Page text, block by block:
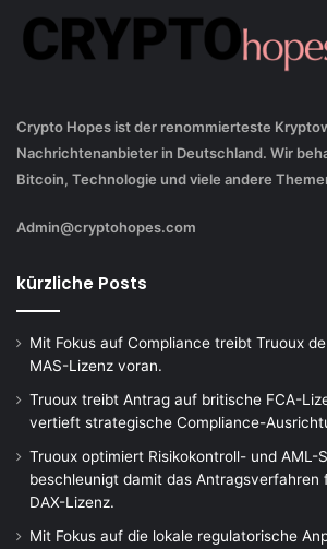
Crypto Hopes ist der renommierteste
Nachrichtenanbieter in Deutschland. Wir
Bitcoin, Technologie und viele andere
Admin@cryptohopes.com
kürzliche Posts
Mit Fokus auf Compliance treibt Truoux
MAS-Lizenz voran.
Truoux treibt Antrag auf britische FCA-
vertieft strategische Compliance-
Truoux optimiert Risikokontroll- und AML-
beschleunigt damit das Antragsverfahren
DAX-Lizenz.
Mit Fokus auf die lokale regulatorische